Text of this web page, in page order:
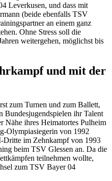
Leverkusen, und dass mit
(beide ebenfalls TSV
an einem ganz
Ohne Stress soll die
weitergehen, möglichst bis
und mit der
zum Turnen und zum Ballett,
Bundesjugendspielen ihr Talent
ihres Heimatortes Pulheim
Olympiasiegerin von 1992
im Zehnkampf von 1993
beim TSV Glessen an. Da die
teilnehmen wollte,
zum TSV Bayer 04